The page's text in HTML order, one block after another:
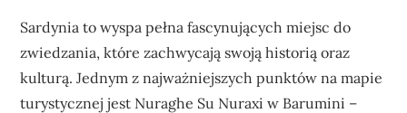
Sardynia to wyspa pełna fascynujących miejsc do
zwiedzania, które zachwycają swoją historią oraz
kulturą. Jednym z najważniejszych punktów na mapie
turystycznej jest Nuraghe Su Nuraxi w Barumini –